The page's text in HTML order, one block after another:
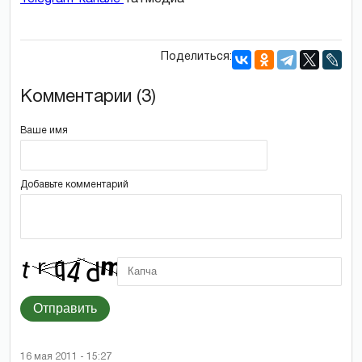
Поделиться:
Комментарии (3)
Ваше имя
Добавьте комментарий
Отправить
16 мая 2011 - 15:27